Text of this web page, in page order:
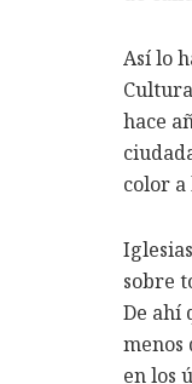
Así lo
hace
color a
sobre
De ahí
menos
en los